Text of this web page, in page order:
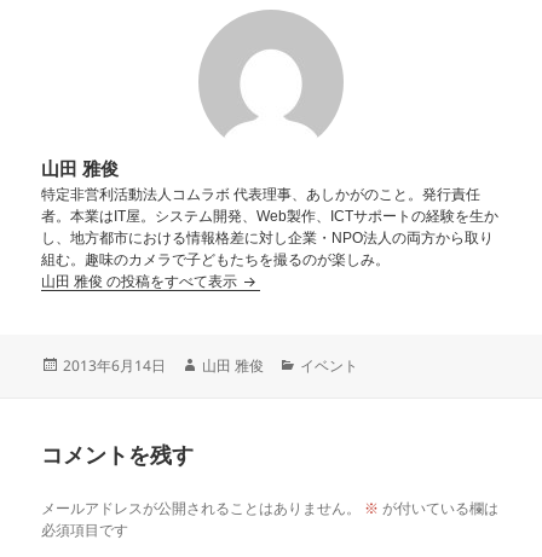
山田 雅俊
特定非営利活動法人コムラボ 代表理事、あしかがのこと。発行責任
者。本業はIT屋。システム開発、Web製作、ICTサポートの経験を生か
し、地方都市における情報格差に対し企業・NPO法人の両方から取り
組む。趣味のカメラで子どもたちを撮るのが楽しみ。
山田 雅俊 の投稿をすべて表示
2013年6月14日 山田 雅俊 イベント
コメントを残す
メールアドレスが公開されることはありません。 ※ が付いている欄は
必須項目です